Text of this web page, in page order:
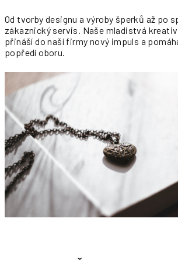
Od tvorby designu a výroby šperků až po
zákaznický servis. Naše mladistvá
přináší do naší firmy nový impuls a
popředí oboru.